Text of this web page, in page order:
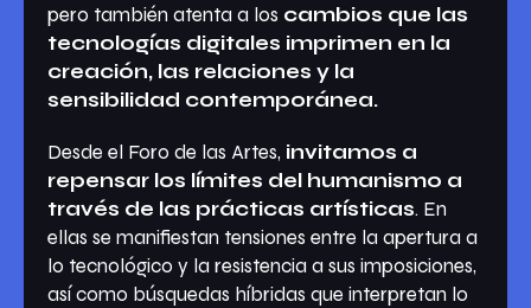
pero también atenta a los cambios que las
tecnologías digitales imprimen en la
creación, las relaciones y la
sensibilidad contemporánea.
Desde el Foro de las Artes, invitamos a
repensar los límites del humanismo a
través de las prácticas artísticas. En
ellas se manifiestan tensiones entre la apertura a
lo tecnológico y la resistencia a sus imposiciones,
así como búsquedas híbridas que interpretan lo